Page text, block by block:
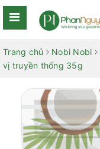
Trang chủ Nobi Nobi
vị truyền thống 35g